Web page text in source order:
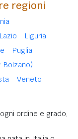
regioni
Lazio
Liguria
Puglia
Bolzano)
Veneto
ordine e grado,